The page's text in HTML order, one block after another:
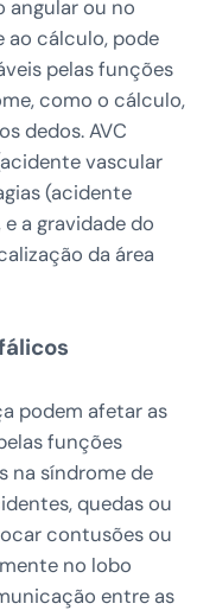
angular ou no
ao cálculo, pode
pelas funções
como o cálculo,
dedos. AVC
vascular
(acidente
a gravidade do
da área
podem afetar as
funções
na síndrome de
quedas ou
contusões ou
no lobo
entre as